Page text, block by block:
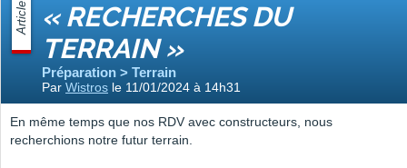
Article « RECHERCHES DU
TERRAIN »
Préparation > Terrain
Par Wistros le 11/01/2024 à 14h31
En même temps que nos RDV avec constructeurs, nous
recherchions notre futur terrain.